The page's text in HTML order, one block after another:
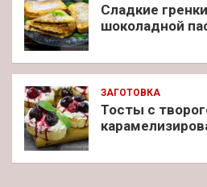
Сладкие
шоколадной
ЗАГОТОВКА
Тосты с